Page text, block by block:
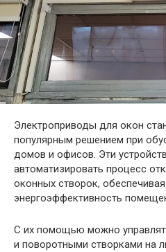
Электроприводы для окон
популярным решением при
домов и офисов. Эти
автоматизировать процесс
оконных створок,
энергоэффективность
С их помощью можно
и поворотными створками на